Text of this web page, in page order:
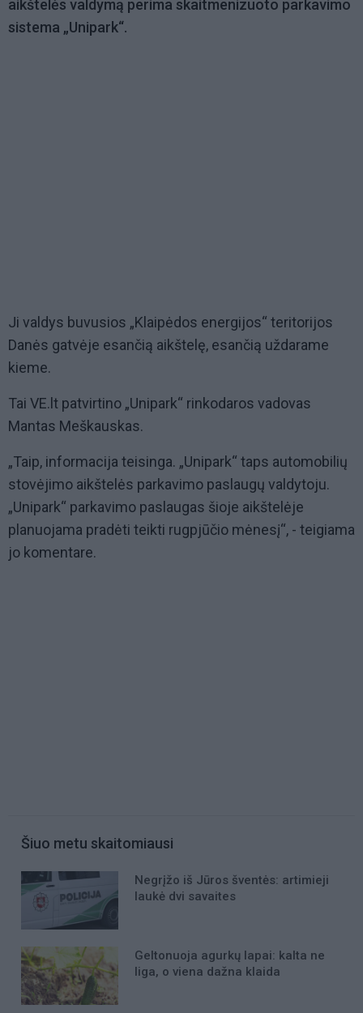
aikštelės valdymą perima skaitmenizuoto parkavimo
sistema „Unipark“.
Ji valdys buvusios „Klaipėdos energijos“ teritorijos
Danės gatvėje esančią aikštelę, esančią uždarame
kieme.
Tai VE.lt patvirtino „Unipark“ rinkodaros vadovas
Mantas Meškauskas.
„Taip, informacija teisinga. „Unipark“ taps automobilių
stovėjimo aikštelės parkavimo paslaugų valdytoju.
„Unipark“ parkavimo paslaugas šioje aikštelėje
planuojama pradėti teikti rugpjūčio mėnesį“, - teigiama
jo komentare.
Šiuo metu skaitomiausi
Negrįžo iš Jūros šventės: artimieji
laukė dvi savaites
Geltonuoja agurkų lapai: kalta ne
liga, o viena dažna klaida